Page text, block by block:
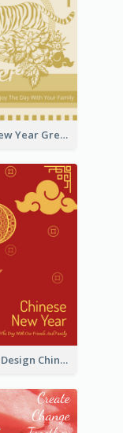
Tiger New Year Greeting Card With Decorations
Lantern Design Chinese New Year Greeting Card